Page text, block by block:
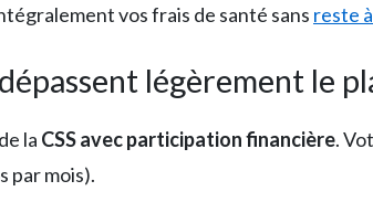
vos frais de santé sans reste
légèrement le
la CSS avec participation financière.
par mois).